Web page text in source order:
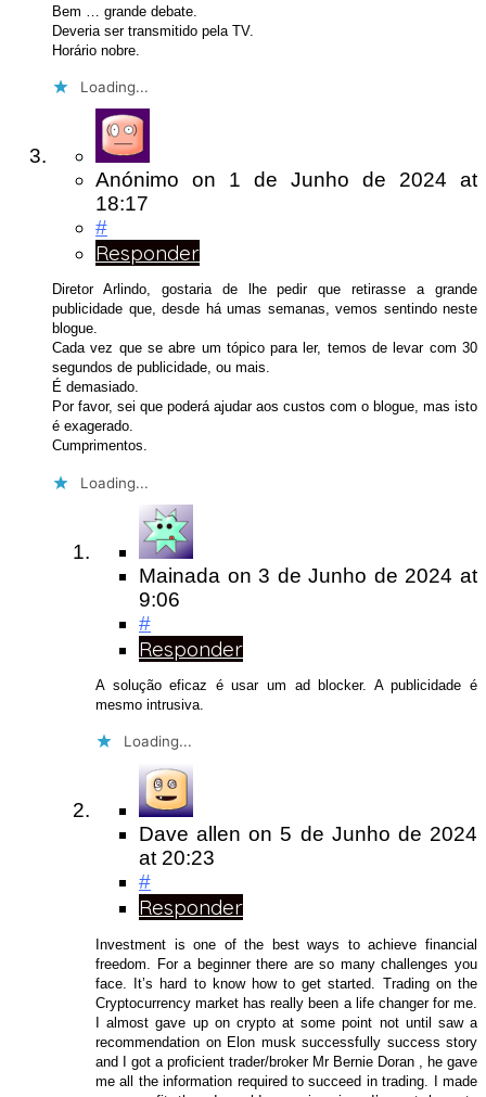
Bem … grande debate.
Deveria ser transmitido pela TV.
Horário nobre.
Loading...
Anónimo on 1 de Junho de 2024 at
18:17
#
Responder
Diretor Arlindo, gostaria de lhe pedir que retirasse a grande
publicidade que, desde há umas semanas, vemos sentindo neste
blogue.
Cada vez que se abre um tópico para ler, temos de levar com 30
segundos de publicidade, ou mais.
É demasiado.
Por favor, sei que poderá ajudar aos custos com o blogue, mas isto
é exagerado.
Cumprimentos.
Loading...
Mainada on3 de Junho de 2024at
9:06
#
Responder
A solução eficaz é usar um ad blocker. A publicidade é
mesmo intrusiva.
Loading...
Dave allen on 5 de Junho de 2024
at 20:23
#
Responder
Investment is one of the best ways to achieve financial
freedom. For a beginner there are so many challenges you
face. It’s hard to know how to get started. Trading on the
Cryptocurrency market has really been a life changer for me.
I almost gave up on crypto at some point not until saw a
recommendation on Elon musk successfully success story
and I got a proficient trader/broker Mr Bernie Doran , he gave
me all the information required to succeed in trading. I made